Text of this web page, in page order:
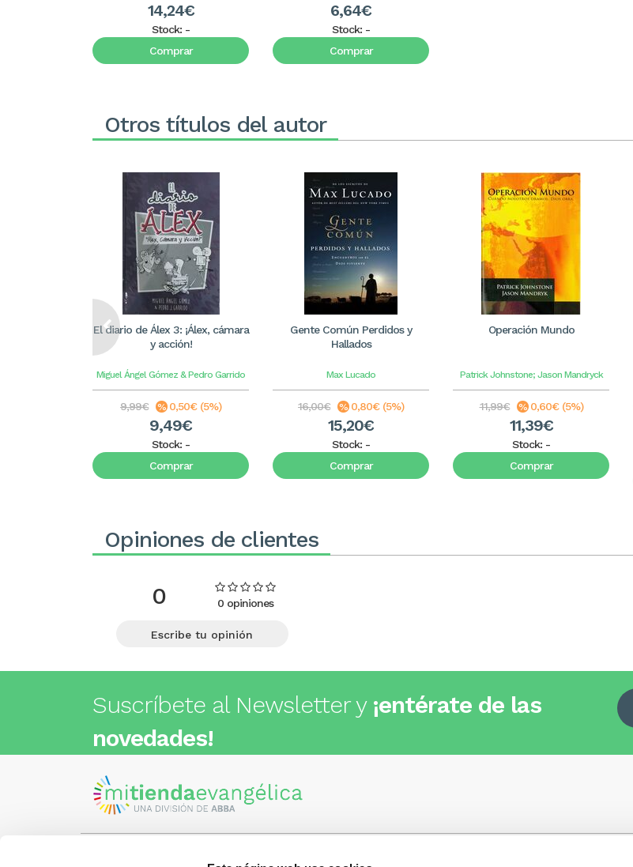
14,24€
Stock: -
Comprar
6,64€
Stock: -
Comprar
Otros títulos del autor
El diario de Álex 3: ¡Álex, cámara
y acción!
Miguel Ángel Gómez & Pedro Garrido
9,99€ 0,50€ (5%)
9,49€
Stock: -
Comprar
Gente Común Perdidos y
Hallados
Max Lucado
16,00€ 0,80€ (5%)
15,20€
Stock: -
Comprar
Operación Mundo
Patrick Johnstone; Jason Mandryck
11,99€ 0,60€ (5%)
11,39€
Stock: -
Comprar
Opiniones de clientes
0 0 opiniones
Escribe tu opinión
Suscríbete al Newsletter y ¡entérate de las
novedades!